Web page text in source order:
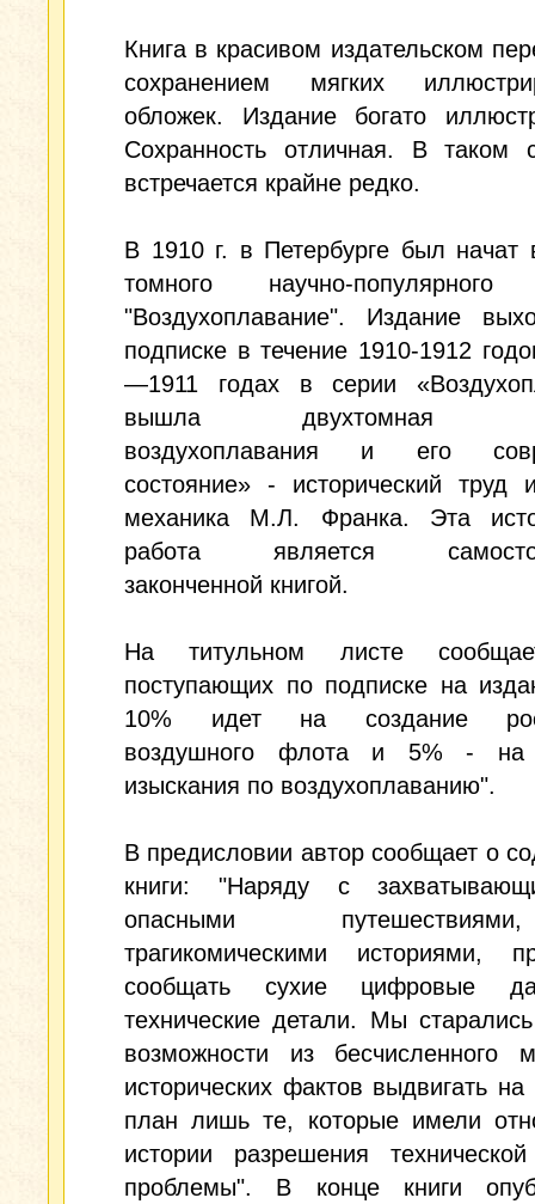
Книга в красивом издательском
сохранением мягких
обложек. Издание богато
Сохранность отличная. В таком
встречается крайне редко.
В 1910 г. в Петербурге был начат
томного научно-популярного
"Воздухоплавание". Издание
подписке в течение 1910-1912
—1911 годах в серии
вышла двухтомная
воздухоплавания и его
состояние» - исторический труд
механика М.Л. Франка. Эта
работа является
законченной книгой.
На титульном листе
поступающих по подписке на
10% идет на создание
воздушного флота и 5% - на
изыскания по воздухоплаванию".
В предисловии автор сообщает о
книги: "Наряду с
опасными
трагикомическими историями,
сообщать сухие цифровые
технические детали. Мы
возможности из бесчисленного
исторических фактов выдвигать на
план лишь те, которые имели
истории разрешения
проблемы". В конце книги